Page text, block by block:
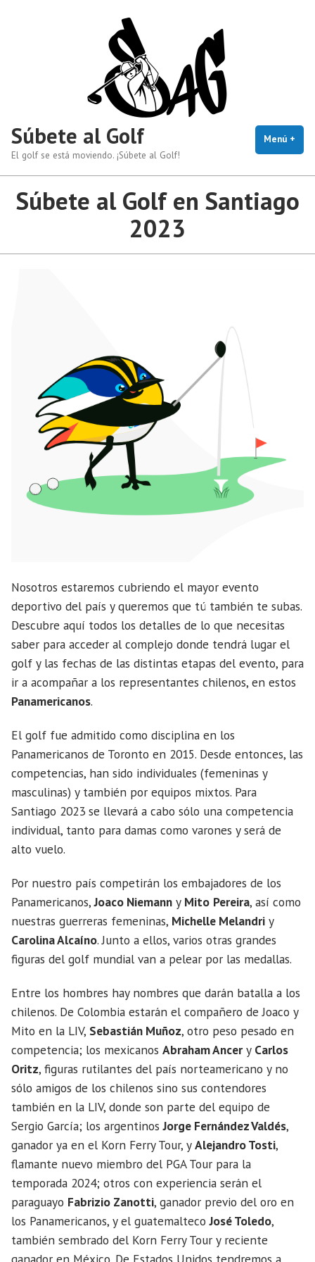
Súbete al Golf
El golf se está moviendo. ¡Súbete al Golf!
Menú +
Súbete al Golf en Santiago
2023
Nosotros estaremos cubriendo el mayor evento
deportivo del país y queremos que tú también te subas.
Descubre aquí todos los detalles de lo que necesitas
saber para acceder al complejo donde tendrá lugar el
golf y las fechas de las distintas etapas del evento, para
ir a acompañar a los representantes chilenos, en estos
Panamericanos.
El golf fue admitido como disciplina en los
Panamericanos de Toronto en 2015. Desde entonces, las
competencias, han sido individuales (femeninas y
masculinas) y también por equipos mixtos. Para
Santiago 2023 se llevará a cabo sólo una competencia
individual, tanto para damas como varones y será de
alto vuelo.
Por nuestro país competirán los embajadores de los
Panamericanos,Joaco Niemann y Mito Pereira, así como
nuestras guerreras femeninas, Michelle Melandri y
Carolina Alcaíno. Junto a ellos, varios otras grandes
figuras del golf mundial van a pelear por las medallas.
Entre los hombres hay nombres que darán batalla a los
chilenos. De Colombia estarán el compañero de Joaco y
Mito en la LIV, Sebastián Muñoz, otro peso pesado en
competencia; los mexicanos Abraham Ancer y Carlos
Oritz, figuras rutilantes del país norteamericano y no
sólo amigos de los chilenos sino sus contendores
también en la LIV, donde son parte del equipo de
Sergio García; los argentinosJorge Fernández Valdés,
ganador ya en el Korn Ferry Tour, yAlejandro Tosti,
flamante nuevo miembro del PGA Tour para la
temporada 2024; otros con experiencia serán el
paraguayo Fabrizio Zanotti, ganador previo del oro en
los Panamericanos, y el guatemaltecoJosé Toledo,
también sembrado del Korn Ferry Tour y reciente